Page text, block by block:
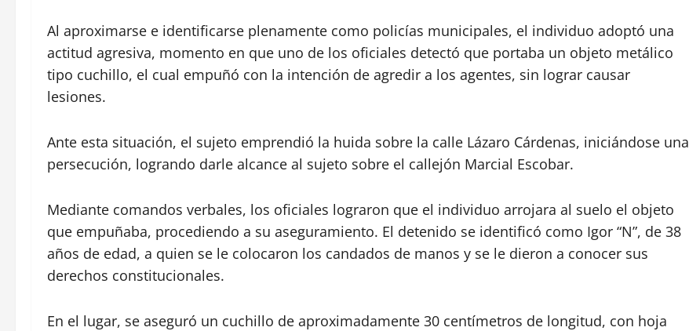
Al aproximarse e identificarse plenamente como policías municipales, el individuo adoptó una
actitud agresiva, momento en que uno de los oficiales detectó que portaba un objeto metálico
tipo cuchillo, el cual empuñó con la intención de agredir a los agentes, sin lograr causar
lesiones.
Ante esta situación, el sujeto emprendió la huida sobre la calle Lázaro Cárdenas, iniciándose una
persecución, logrando darle alcance al sujeto sobre el callejón Marcial Escobar.
Mediante comandos verbales, los oficiales lograron que el individuo arrojara al suelo el objeto
que empuñaba, procediendo a su aseguramiento. El detenido se identificó como Igor “N”, de 38
años de edad, a quien se le colocaron los candados de manos y se le dieron a conocer sus
derechos constitucionales.
En el lugar, se aseguró un cuchillo de aproximadamente 30 centímetros de longitud, con hoja